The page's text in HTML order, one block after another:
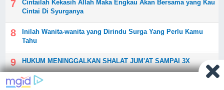
Cintailah Kekasih Allah Maka Engkau Akan Bersama yang Kau
Cintai Di Syurganya
Inilah Wanita-wanita yang Dirindu Surga Yang Perlu Kamu
Tahu
HUKUM MENINGGALKAN SHALAT JUM'AT SAMPAI 3X
Para Wanita Baca...!!!! Istri Mengambil Uang di Dompet